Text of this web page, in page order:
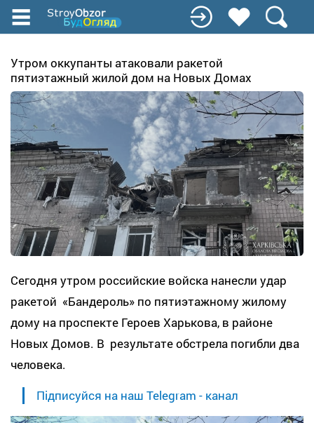
Перейти
содержанию
Утром оккупанты атаковали ракетой
пятиэтажный жилой дом на Новых Домах
Сегодня утром российские войска нанесли удар
ракетой «Бандероль» по пятиэтажному жилому
дому на проспекте Героев Харькова, в районе
Новых Домов. В результате обстрела погибли два
человека.
Підписуйся на наш Telegram - канал